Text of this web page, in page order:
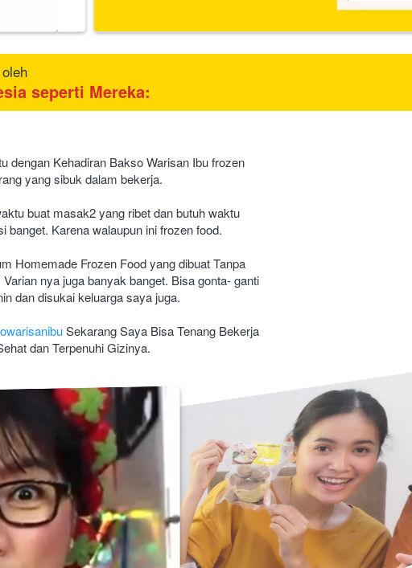
seperti Mereka:
dengan Kehadiran Bakso Warisan Ibu frozen
yang sibuk dalam bekerja.
buat masak2 yang ribet dan butuh waktu
banget. Karena walaupun ini frozen food.
Homemade Frozen Food yang dibuat Tanpa
nya juga banyak banget. Bisa gonta- ganti
dan disukai keluarga saya juga.
Sekarang Saya Bisa Tenang Bekerja
dan Terpenuhi Gizinya.